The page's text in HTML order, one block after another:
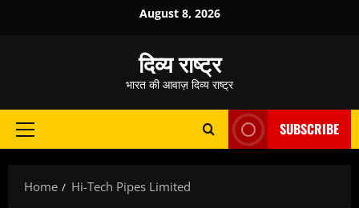
August 8, 2026
दिव्य राष्ट्र
भारत की आवाज़ दिव्य राष्ट्र
Primary
SUBSCRIBE
Home Hi-Tech Pipes Limited